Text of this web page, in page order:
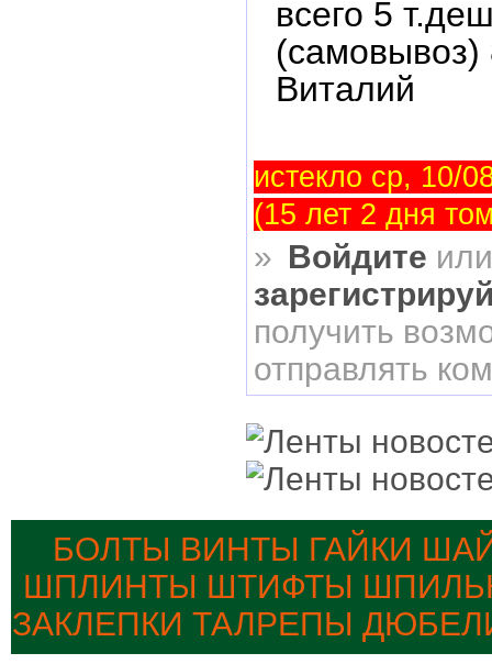
всего 5
(самовывоз)
Виталий
истекло ср, 10/
(15 лет 2 дня
» Войдите
получить
отправлять
БОЛТЫ ВИНТЫ ГАЙКИ
ШПЛИНТЫ ШТИФТЫ
ЗАКЛЕПКИ ТАЛРЕПЫ